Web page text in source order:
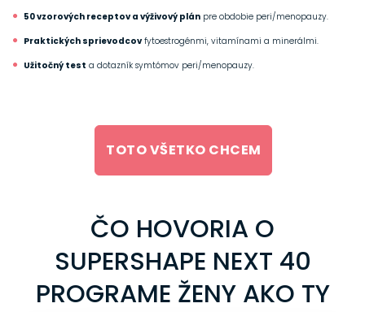
50 vzorových receptov a výživový plán pre obdobie peri/menopauzy.
Praktických sprievodcovfytoestrogénmi, vitamínami a minerálmi.
Užitočný test a dotazník symtómov peri/menopauzy.
TOTO VŠETKO CHCEM
ČO HOVORIA O
SUPERSHAPE NEXT 40
PROGRAME ŽENY AKO TY